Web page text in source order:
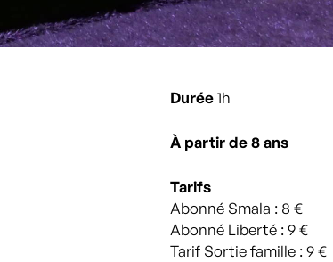
Durée1h
À partir de 8 ans
Tarifs
Abonné Smala : 8 €
Abonné Liberté : 9 €
Tarif Sortie famille : 9 €